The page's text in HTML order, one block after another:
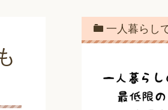
一人暮らし